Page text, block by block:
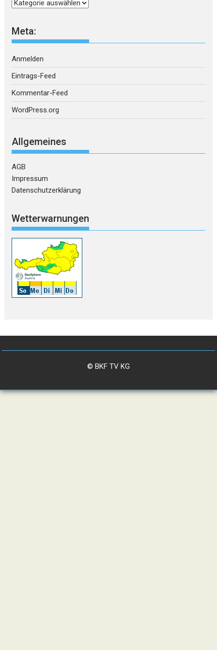
Kategorien
Meta:
Anmelden
Eintrags-Feed
Kommentar-Feed
WordPress.org
Allgemeines
AGB
Impressum
Datenschutzerklärung
Wetterwarnungen
© BKF TV KG